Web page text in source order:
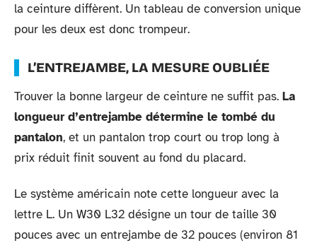
la ceinture diffèrent. Un tableau de conversion unique
pour les deux est donc trompeur.
L’ENTREJAMBE, LA MESURE OUBLIÉE
Trouver la bonne largeur de ceinture ne suffit pas. La
longueur d’entrejambe détermine le tombé du
pantalon, et un pantalon trop court ou trop long à
prix réduit finit souvent au fond du placard.
Le système américain note cette longueur avec la
lettre L. Un W30 L32 désigne un tour de taille 30
pouces avec un entrejambe de 32 pouces (environ 81